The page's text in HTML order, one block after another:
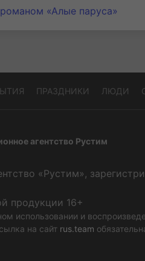
«Алые паруса»
ПРАЗДНИКИ ЛЮДИ
агентство Рустим
«Рустим»,
продукции 16+
использовании и
на сайт rus.team